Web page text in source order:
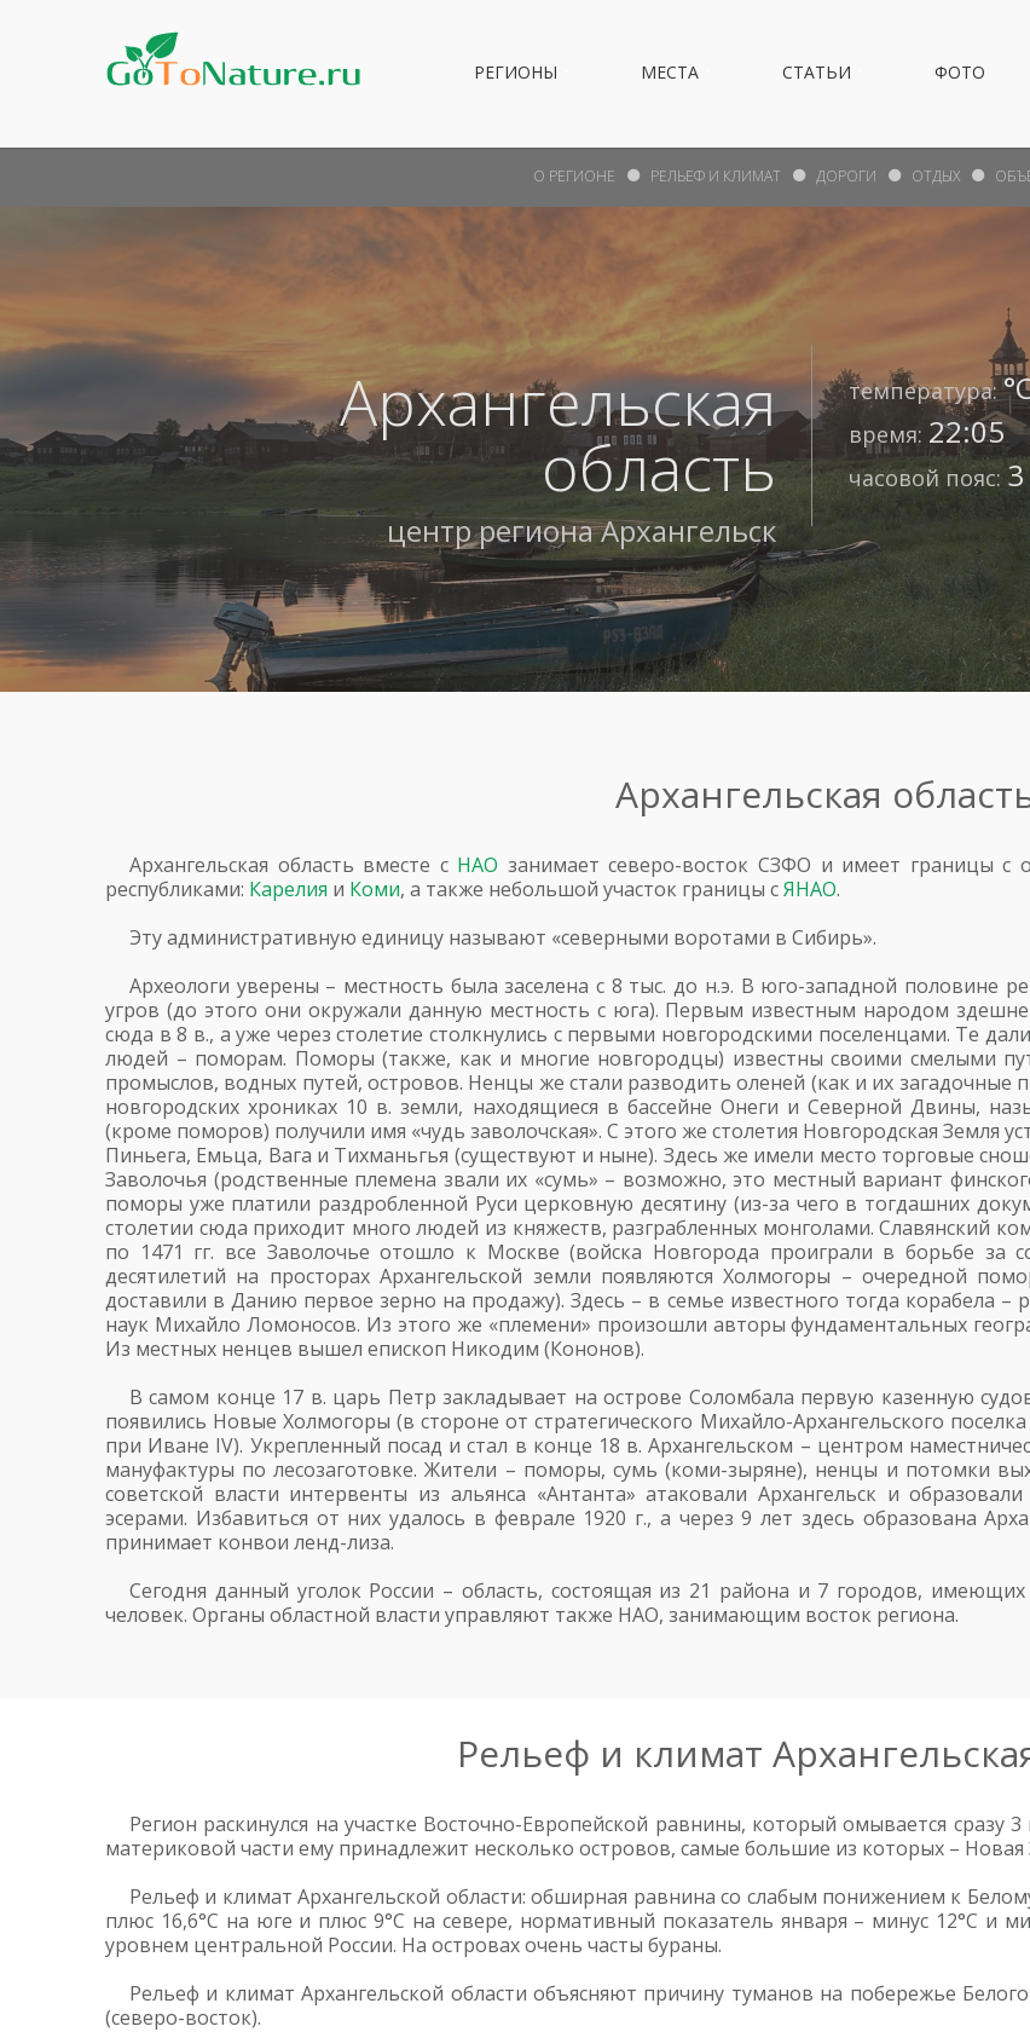
РЕГИОНЫ МЕСТА СТАТЬИ ФОТО
Архангельская
область
центр регионаАрхангельск
температура:
время: 22:05
часовой пояс:
О РЕГИОНЕ РЕЛЬЕФ И КЛИМАТ ДОРОГИ ОТДЫХ
Архангельская
Архангельская область вместе с НАО занимает северо-восток СЗФО и имеет границы с
республиками: Карелия и Коми, а также небольшой участок границы сЯНАО.
Эту административную единицу называют «северными воротами в Сибирь».
Археологи уверены – местность была заселена с 8 тыс. до н.э. В юго-западной половине
угров (до этого они окружали данную местность с юга). Первым известным народом
сюда в 8 в., а уже через столетие столкнулись с первыми новгородскими поселенцами. Те
людей – поморам. Поморы (также, как и многие новгородцы) известны своими смелыми
промыслов, водных путей, островов. Ненцы же стали разводить оленей (как и их загадочные
новгородских хрониках 10 в. земли, находящиеся в бассейне Онеги и Северной Двины,
(кроме поморов) получили имя «чудь заволочская». С этого же столетия Новгородская Земля
Пиньега, Емьца, Вага и Тихманьгья (существуют и ныне). Здесь же имели место торговые
Заволочья (родственные племена звали их «сумь» – возможно, это местный вариант
поморы уже платили раздробленной Руси церковную десятину (из-за чего в тогдашних
столетии сюда приходит много людей из княжеств, разграбленных монголами. Славянский
по 1471 гг. все Заволочье отошло к Москве (войска Новгорода проиграли в борьбе за
десятилетий на просторах Архангельской земли появляются Холмогоры – очередной
доставили в Данию первое зерно на продажу). Здесь – в семье известного тогда корабела –
наук Михайло Ломоносов. Из этого же «племени» произошли авторы фундаментальных
Из местных ненцев вышел епископ Никодим (Кононов).
В самом конце 17 в. царь Петр закладывает на острове Соломбала первую казенную
появились Новые Холмогоры (в стороне от стратегического Михайло-Архангельского
при Иване IV). Укрепленный посад и стал в конце 18 в. Архангельском – центром
мануфактуры по лесозаготовке. Жители – поморы, сумь (коми-зыряне), ненцы и потомки
советской власти интервенты из альянса «Антанта» атаковали Архангельск и
эсерами. Избавиться от них удалось в феврале 1920 г., а через 9 лет здесь образована
принимает конвои ленд-лиза.
Сегодня данный уголок России – область, состоящая из 21 района и 7 городов,
человек. Органы областной власти управляют также НАО, занимающим восток региона.
Рельеф и климат
Регион раскинулся на участке Восточно-Европейской равнины, который омывается
материковой части ему принадлежит несколько островов, самые большие из которых –
Рельеф и климат Архангельской области: обширная равнина со слабым понижением к
плюс 16,6°C на юге и плюс 9°C на севере, нормативный показатель января – минус 12°C и
уровнем центральной России. На островах очень часты бураны.
Рельеф и климат Архангельской области объясняют причину туманов на побережье
(северо-восток).